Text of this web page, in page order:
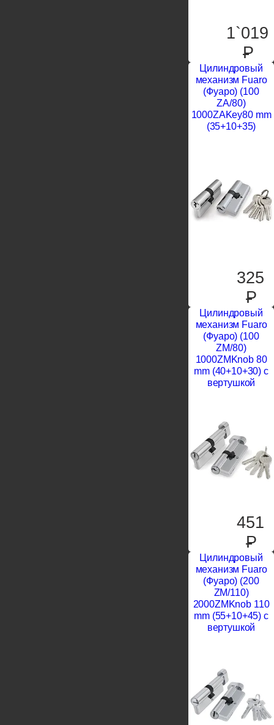
1`019
P
Цилиндровый
механизм Fuaro
(Фуаро) (100
ZA/80)
1000ZAKey80 mm
(35+10+35)
325
P
Цилиндровый
механизм Fuaro
(Фуаро) (100
ZM/80)
1000ZMKnob 80
mm (40+10+30) с
вертушкой
451
P
Цилиндровый
механизм Fuaro
(Фуаро) (200
ZM/110)
2000ZMKnob 110
mm (55+10+45) с
вертушкой